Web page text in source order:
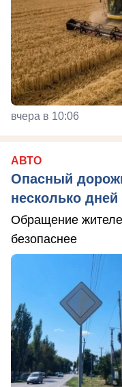
вчера в 10:06
АВТО
Опасный
несколько дней
Обращение
безопаснее